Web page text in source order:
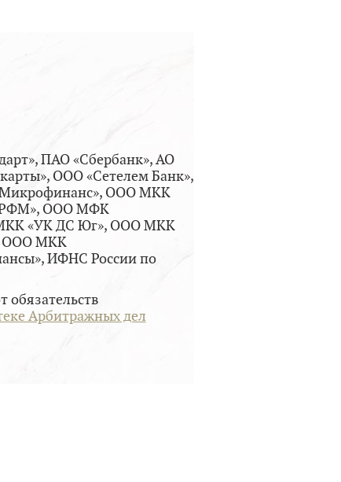
ПАО «Сбербанк», АО
ООО «Сетелем Банк»,
ООО МКК
ООО МФК
«УК ДС Юг», ООО МКК
ООО МКК
ИФНС России по
обязательств
Арбитражных дел